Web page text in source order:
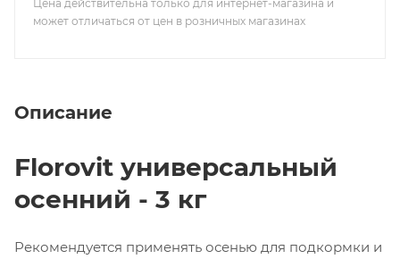
Цена действительна только для интернет-магазина и
может отличаться от цен в розничных магазинах
Описание
Florovit универсальный
осенний - 3 кг
Рекомендуется применять осенью для подкормки и